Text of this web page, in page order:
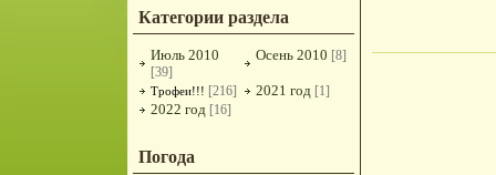
Категории раздела
Июль 2010
[39]
Осень 2010 [8]
Трофеи!!! [216] 2021 год [1]
2022 год [16]
Погода